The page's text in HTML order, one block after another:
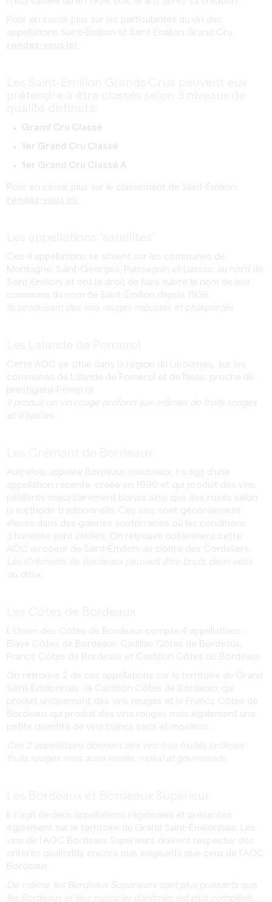
Pour en savoir plus sur les particularités du vin des
appellations Saint-Émilion et Saint-Émilion Grand Cru,
Grand Cru Classé
1er Grand Cru Classé
1er Grand Cru Classé A
Pour en savoir plus sur le classement de Saint-Émilion,
Ces 4 appellations se situent sur les communes de
Montagne, Saint-Georges, Puisseguin et Lussac, au nord de
Saint-Émilion, et ont le droit de faire suivre le nom de leur
commune du nom de Saint-Émilion depuis 1936.
Ils produisent des vins rouges robustes et charpentés.
Cette AOC se situe dans la région du Libournais, sur les
communes de Lalande de Pomerol et de Néac, proche du
prestigieux Pomerol.
Il produit un vin rouge profond aux arômes de fruits rouges
et d’épices.
Autrefois appelée Bordeaux mousseux, il s’agit d’une
appellation récente, créée en 1990 et qui produit des vins
pétillants majoritairement blancs ainsi que des rosés selon
la méthode traditionnelle. Ces vins sont généralement
élevés dans des galeries souterraines où les conditions
d’humidité sont idéales. On retrouve notamment cette
AOC au coeur de Saint-Émilion, au cloître des Cordeliers.
Les Crémants de Bordeaux peuvent être bruts, demi-secs
ou doux.
L’Union des Côtes de Bordeaux compte 4 appellations :
Blaye Côtes de Bordeaux, Cadillac Côtes de Bordeaux,
Francs Côtes de Bordeaux et Castillon Côtes de Bordeaux.
On retrouve 2 de ces appellations sur le territoire du Grand
Saint-Émilionnais : le Castillon Côtes de Bordeaux qui
produit uniquement des vins rouges et le Francs Côtes de
Bordeaux qui produit des vins rouges mais également une
petite quantité de vins blancs secs et moelleux.
Ces 2 appellations donnent des vins très fruités (arômes
fruits rouges mais aussi vanille, moka) et gourmands.
Il s’agit de deux appellations régionales et présentes
également sur le territoire du Grand Saint-Émilionnais. Les
vins de l’AOC Bordeaux Supérieurs doivent respecter des
critères qualitatifs encore plus exigeants que ceux de l’AOC
Bordeaux.
De même, les Bordeaux Supérieurs sont plus puissants que
les Bordeaux et leur nuancier d’arômes est plus complexe.